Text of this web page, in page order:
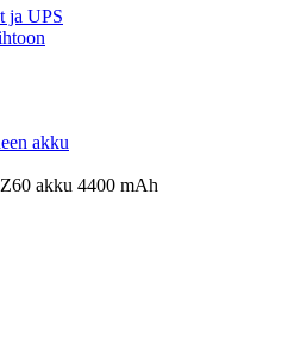
ja UPS
akku
akku 4400 mAh